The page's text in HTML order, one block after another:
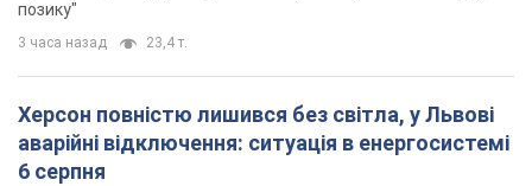
позику"
3 часа назад 23,4 т.
Херсон повністю лишився без світла, у Львові
аварійні відключення: ситуація в енергосистемі
6 серпня